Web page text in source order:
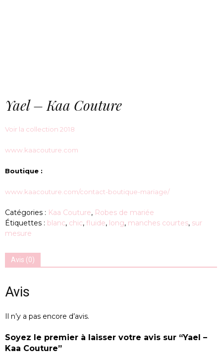
Yael – Kaa Couture
Voir la collection 2018
www.kaacouture.com
Boutique :
www.kaacouture.com/contact-boutique-mariage/
Catégories : Kaa Couture, Robes de mariée
Étiquettes : blanc, chic, fluide, long, manches courtes, sur
mesure
Avis (0)
Avis
Il n’y a pas encore d’avis.
Soyez le premier à laisser votre avis sur “Yael –
Kaa Couture”